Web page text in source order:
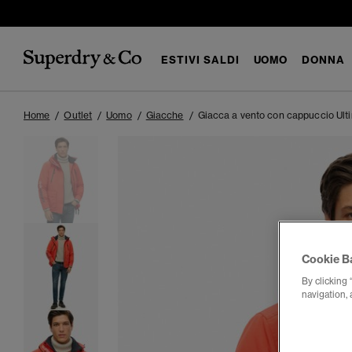
ESTIVI SALDI UOMO DONNA
Home Outlet Uomo Giacche Giacca a vento con cappuccio
Cookie
By clicking
navigation,